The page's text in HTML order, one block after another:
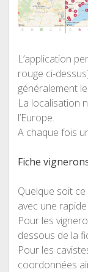
L’application
rouge ci-
généralement
La localisation
l’Europe.
A chaque fois
Fiche
Quelque soit
avec une
Pour les
dessous de la
Pour les
coordonnées